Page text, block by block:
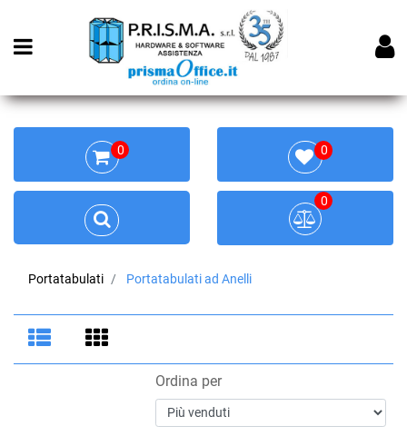
Open menu
0 0
0
Portatabulati Portatabulati ad Anelli
Ordina per